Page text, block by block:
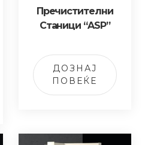
Пречистителни
Станици “ASP”
ДОЗНАЈ
ПОВЕЌЕ